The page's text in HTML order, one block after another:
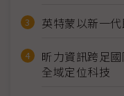
英特蒙以新一
昕力資訊跨足
全域定位科技